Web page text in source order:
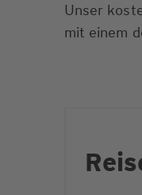
Unser
mit einem